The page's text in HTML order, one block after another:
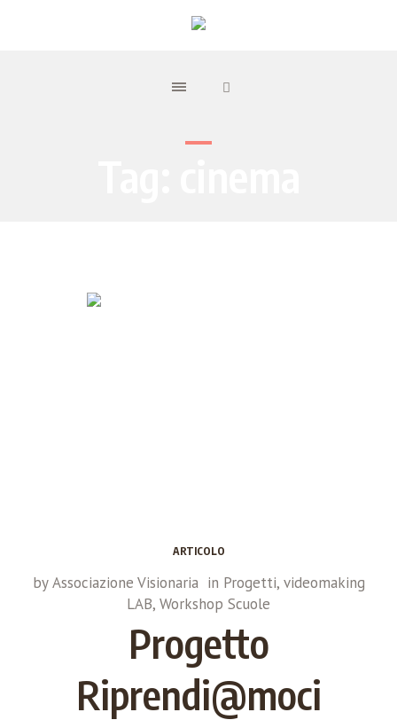
ARTICOLO
byAssociazione Visionaria in Progetti, videomaking
LAB, Workshop Scuole
Progetto
Riprendi@moci